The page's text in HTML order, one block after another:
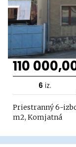
110
6 iz.
Priestranný 6-
m2, Komjatná